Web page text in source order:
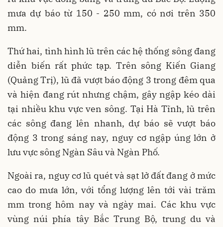
mưa dự báo từ 150 - 250 mm, có nơi trên 350
mm.
Thứ hai, tình hình lũ trên các hệ thống sông đang
diễn biến rất phức tạp. Trên sông Kiến Giang
(Quảng Trị), lũ đã vượt báo động 3 trong đêm qua
và hiện đang rút nhưng chậm, gây ngập kéo dài
tại nhiều khu vực ven sông. Tại Hà Tĩnh, lũ trên
các sông đang lên nhanh, dự báo sẽ vượt báo
động 3 trong sáng nay, nguy cơ ngập úng lớn ở
lưu vực sông Ngàn Sâu và Ngàn Phố.
Ngoài ra, nguy cơ lũ quét và sạt lở đất đang ở mức
cao do mưa lớn, với tổng lượng lên tới vài trăm
mm trong hôm nay và ngày mai. Các khu vực
vùng núi phía tây Bắc Trung Bộ, trung du và